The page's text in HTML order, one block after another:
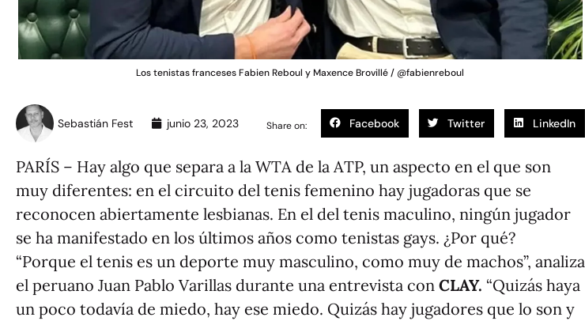
Los tenistas franceses Fabien Reboul y Maxence Brovillé / @fabienreboul
Sebastián Fest junio 23, 2023 Share on: Facebook Twitter LinkedIn
PARÍS – Hay algo que separa a la WTA de la ATP, un aspecto en el que son
muy diferentes: en el circuito del tenis femenino hay jugadoras que se
reconocen abiertamente lesbianas. En el del tenis maculino, ningún jugador
se ha manifestado en los últimos años como tenistas gays. ¿Por qué?
“Porque el tenis es un deporte muy masculino, como muy de machos”, analiza
el peruano Juan Pablo Varillas durante una entrevista con CLAY. “Quizás haya
un poco todavía de miedo, hay ese miedo. Quizás hay jugadores que lo son y